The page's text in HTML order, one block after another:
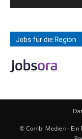
Jobs für die Region
© Combi Medien - Ein